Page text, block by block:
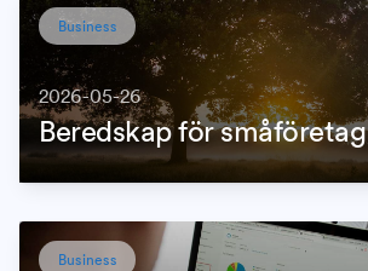
Business
2026-05-26
Beredskap för småföretag
Business